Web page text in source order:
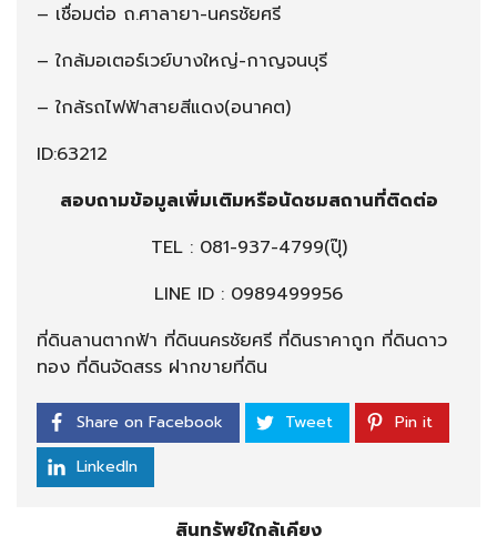
– เชื่อมต่อ ถ.ศาลายา-นครชัยศรี
– ใกล้มอเตอร์เวย์บางใหญ่-กาญจนบุรี
– ใกล้รถไฟฟ้าสายสีแดง(อนาคต)
ID:63212
สอบถามข้อมูลเพิ่มเติมหรือนัดชมสถานที่ติดต่อ
TEL : 081-937-4799(ปุ๊)
LINE ID : 0989499956
ที่ดินลานตากฟ้า ที่ดินนครชัยศรี ที่ดินราคาถูก ที่ดินดาว
ทอง ที่ดินจัดสรร ฝากขายที่ดิน
Share on Facebook Tweet
Pin it
LinkedIn
สินทรัพย์ใกล้เคียง